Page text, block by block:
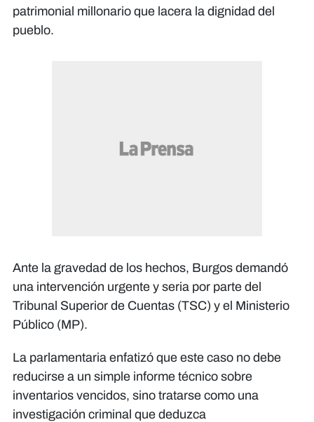
patrimonial millonario que lacera la dignidad del
pueblo.
Ante la gravedad de los hechos, Burgos demandó
una intervención urgente y seria por parte del
Tribunal Superior de Cuentas (TSC) y el Ministerio
Público (MP).
La parlamentaria enfatizó que este caso no debe
reducirse a un simple informe técnico sobre
inventarios vencidos, sino tratarse como una
investigación criminal que deduzca